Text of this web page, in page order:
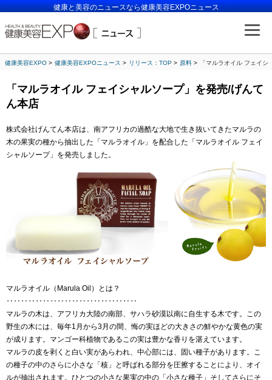
健康と美容のニュースなら健康美容EXPOニュース
健康美容EXPO 健康美容EXPOニュース リリース：TOP 原料 「マルラオイル フェイ
「マルラオイル フェイシャルソープ」を発売/げんて
ん本店
株式会社げんてん本店は、南アフリカの過酷な大地で生き抜いてきたマルラの
木の果実の種から抽出した「マルラオイル」を配合した「マルラオイル フェイ
シャルソープ」を発売しました。
マルラオイル（Marula Oil）とは？
‥‥‥‥‥‥‥‥‥‥‥‥‥‥‥‥‥‥
マルラの木は、アフリカ大陸の南部、サハラ砂漠以南に自生する木です。この
野生の木には、毎年1月から3月の間、悔の実ほどの大きさの鮮やかな黄色の実
が成ります。マンゴー科植物であるこの実は豊かな香りを湛えています。
マルラの皮を剥くと白い実があらわれ、中心部には、固い種子があります。こ
の種子の中のさらに小さな「核」と呼ばれる部分を圧擦することにより、オイ
ルが抽出されます。ひとつの小さな果実の中の「小さな種子」そしてさらにそ